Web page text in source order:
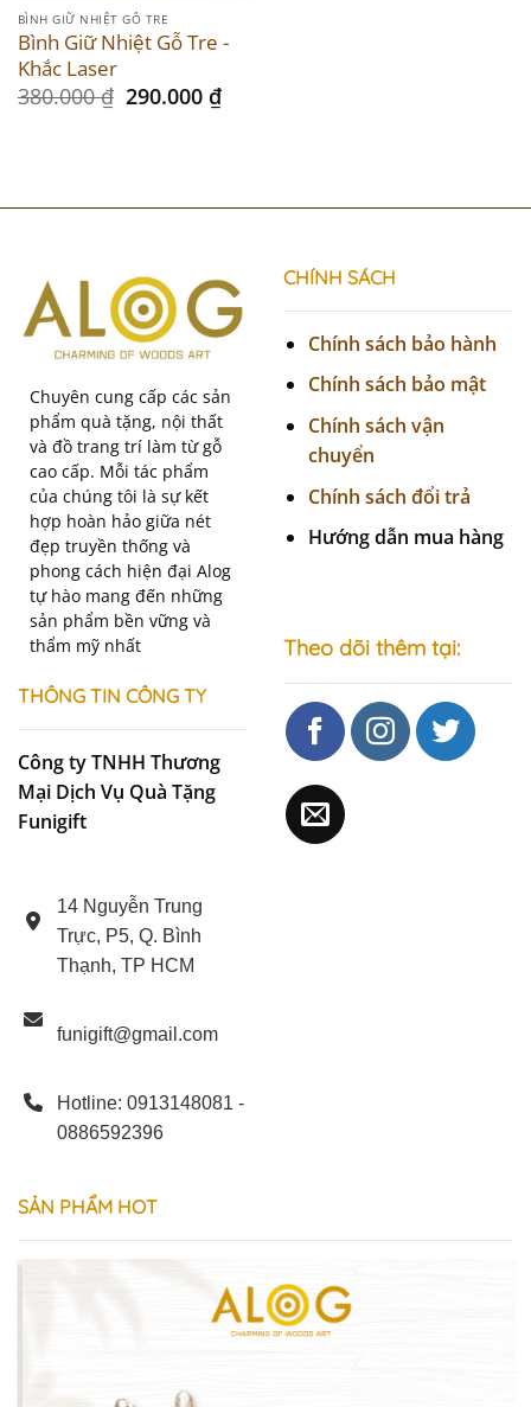
Sale
BÌNH GIỮ NHIỆT GỖ TRE
Bình Giữ Nhiệt Gỗ Tre -
Khắc Laser
380.000₫ Original
290.000 ₫Current
Chuyên cung cấp các sản
phẩm quà tặng, nội thất
và đồ trang trí làm từ gỗ
cao cấp. Mỗi tác phẩm
của chúng tôi là sự kết
hợp hoàn hảo giữa nét
đẹp truyền thống và
phong cách hiện đại Alog
tự hào mang đến những
sản phẩm bền vững và
thẩm mỹ nhất
THÔNG TIN CÔNG TY
Công ty TNHH Thương
Mại Dịch Vụ Quà Tặng
Funigift
14 Nguyễn Trung
Trực, P5, Q. Bình
Thạnh, TP HCM
funigift@gmail.com
Hotline: 0913148081 -
0886592396
CHÍNH SÁCH
Chính sách bảo hành
Chính sách bảo mật
Chính sách vận
chuyển
Chính sách đổi trả
Hướng dẫn mua hàng
Theo dõi thêm tại:
SẢN PHẨM HOT